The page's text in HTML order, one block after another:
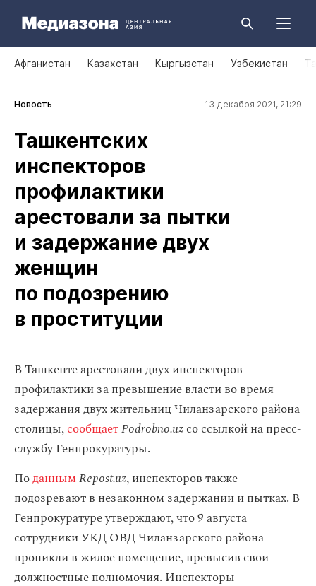
Афганистан Казахстан Кыргызстан Узбекистан
Новость 13 декабря 2021, 21:29
Ташкентских
инспекторов
профилактики
арестовали за пытки
и задержание двух
женщин
по подозрению
в проституции
В Ташкенте арестовали двух инспекторов
профилактики запревышение властиво время
задержания двух жительниц Чиланзарского района
столицы,сообщаетPodrobno.uzсо ссылкой на пресс-
службу Генпрокуратуры.
ПоданнымRepost.uz, инспекторов также
подозревают в незаконном задержании и пытках. В
Генпрокуратуре утверждают, что 9 августа
сотрудники УКД ОВД Чиланзарского района
проникли в жилое помещение, превысив свои
должностные полномочия. Инспекторы